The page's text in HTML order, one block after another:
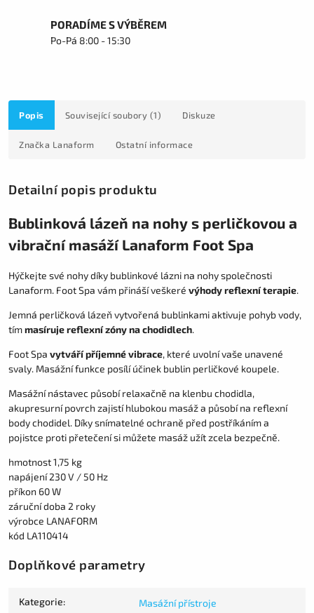
PORADÍME S VÝBĚREM
Po-Pá 8:00 - 15:30
Popis Související soubory (1) Diskuze
Značka Lanaform Ostatní informace
Detailní popis produktu
Bublinková lázeň na nohy s perličkovou a
vibrační masáží Lanaform Foot Spa
Hýčkejte své nohy díky bublinkové lázni na nohy společnosti
Lanaform. Foot Spa vám přináší veškeré výhody reflexní terapie.
Jemná perličková lázeň vytvořená bublinkami aktivuje pohyb vody,
tímmasíruje reflexní zóny na chodidlech.
Foot Spa vytváří příjemné vibrace, které uvolní vaše unavené
svaly. Masážní funkce posílí účinek bublin perličkové koupele.
Masážní nástavec působí relaxačně na klenbu chodidla,
akupresurní povrch zajistí hlubokou masáž a působí na reflexní
body chodidel. Díky snímatelné ochraně před postříkáním a
pojistce proti přetečení si můžete masáž užít zcela bezpečně.
hmotnost 1,75 kg
napájení 230 V / 50 Hz
příkon 60 W
záruční doba 2 roky
výrobce LANAFORM
kód LA110414
Doplňkové parametry
Kategorie: Masážní přístroje